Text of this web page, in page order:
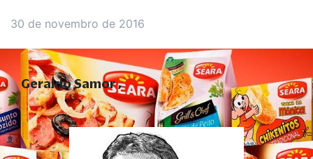
30 de novembro de 2016
Geraldo Samor